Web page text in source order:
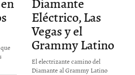
Diamante
Eléctrico, Las
Vegas y el
Grammy Latino
El electrizante camino del
Diamante al Grammy Latino